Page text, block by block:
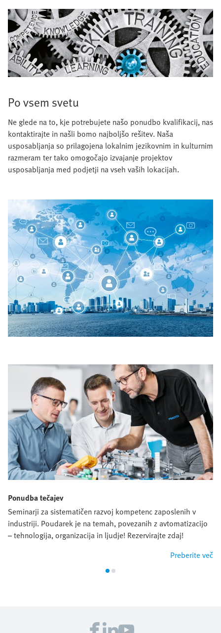
Po vsem svetu
Ne glede na to, kje potrebujete našo ponudbo kvalifikacij, nas
kontaktirajte in našli bomo najboljšo rešitev. Naša
usposabljanja so prilagojena lokalnim jezikovnim in kulturnim
razmeram ter tako omogočajo izvajanje projektov
usposabljanja med podjetji na vseh vaših lokacijah.
Ponudba tečajev
Seminarji za sistematičen razvoj kompetenc zaposlenih v
industriji. Poudarek je na temah, povezanih z avtomatizacijo
– tehnologija, organizacija in ljudje! Rezervirajte zdaj!
Preberite več